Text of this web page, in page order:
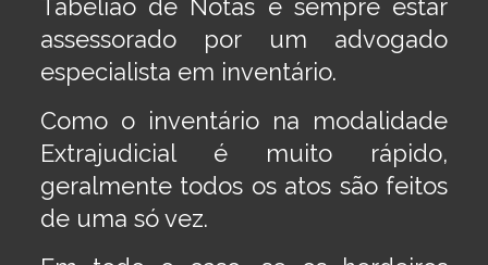
Tabelião de Notas e sempre estar
assessorado por um advogado
especialista em inventário.
Como o inventário na modalidade
Extrajudicial é muito rápido,
geralmente todos os atos são feitos
de uma só vez.